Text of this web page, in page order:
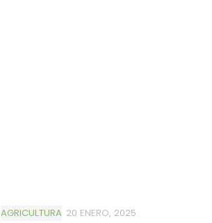
AGRICULTURA 20 ENERO, 2025